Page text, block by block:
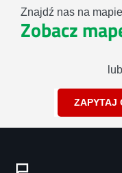
Znajdź nas na mapie
Zobacz
ZAPYTAJ